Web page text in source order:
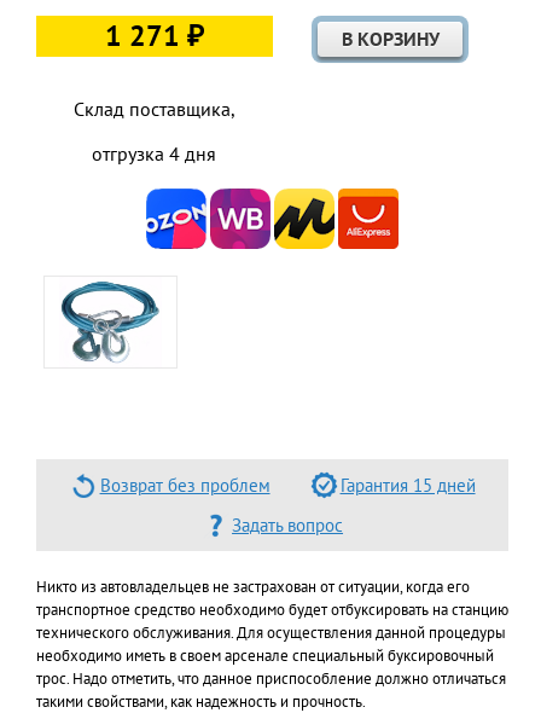
1 271 ₽
Склад поставщика,
отгрузка 4 дня
Возврат без проблем
Гарантия 15 дней
Задать вопрос
Никто из автовладельцев не застрахован от ситуации, когда его
транспортное средство необходимо будет отбуксировать на станцию
технического обслуживания. Для осуществления данной процедуры
необходимо иметь в своем арсенале специальный буксировочный
трос. Надо отметить, что данное приспособление должно отличаться
такими свойствами, как надежность и прочность.